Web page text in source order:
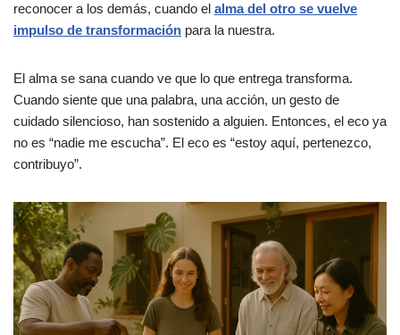
reconocer a los demás, cuando el alma del otro se vuelve
impulso de transformación para la nuestra.
El alma se sana cuando ve que lo que entrega transforma.
Cuando siente que una palabra, una acción, un gesto de
cuidado silencioso, han sostenido a alguien. Entonces, el eco ya
no es “nadie me escucha”. El eco es “estoy aquí, pertenezco,
contribuyo”.